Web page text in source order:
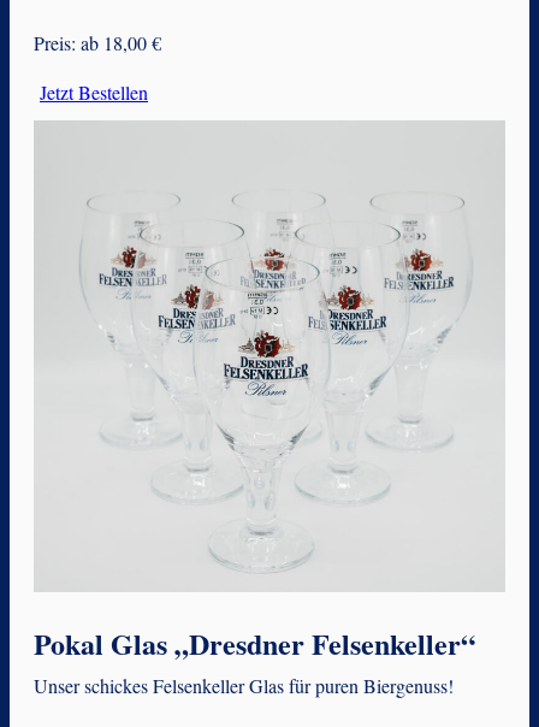
Preis: ab 18,00 €
Jetzt Bestellen
Pokal Glas „Dresdner Felsenkeller“
Unser schickes Felsenkeller Glas für puren Biergenuss!